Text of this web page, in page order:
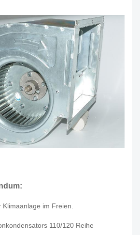
im Freien.
110/120 Reihe